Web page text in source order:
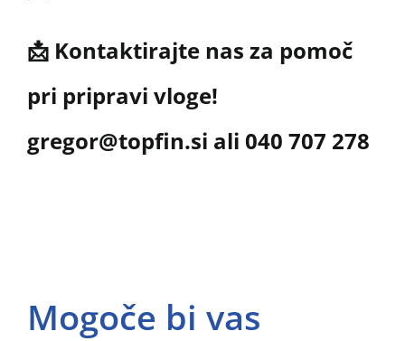
📩 Kontaktirajte nas za pomoč
pri pripravi vloge!
gregor@topfin.si ali 040 707 278
Mogoče bi vas